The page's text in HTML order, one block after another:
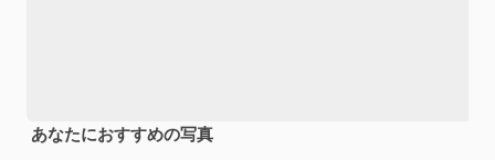
あなたにおすすめの写真